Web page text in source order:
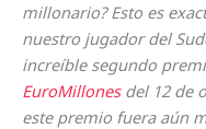
millonario? Esto es
nuestro jugador del
increíble segundo
EuroMillonesdel 12 de
este premio fuera aún